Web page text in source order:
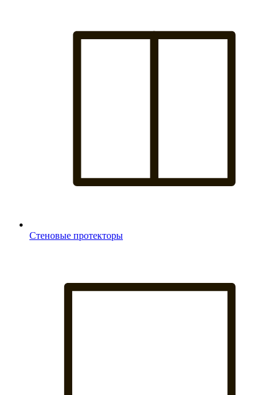
Стеновые протекторы